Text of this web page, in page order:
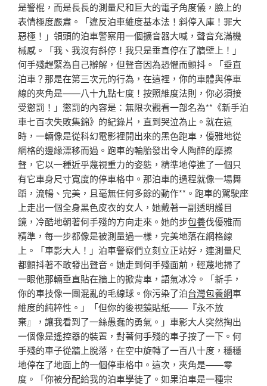
是警棍，而是長長的測量尺和巨大的電子角度儀，臉上的
表情極度嚴肅。「違反泊車維度基本法！斜停入庫！罪大
惡極！」領頭的泊車警察用一個擴音器大喊，聲音充滿機
械感。「我、我沒有斜停！我只是垂直停在了牆壁上！」
何手殘趕緊為自己辯解，但聲音因為恐懼而顫抖。「垂直
泊車？那是在第三次元的行為，在這裡，你的車體與停車
線的夾角是——八十九點七度！按照維度法則，你必須接
受懲罰！」懲罰的內容是：無限次觀看一部名為**《新手泊
車七百次失敗集錦》的紀錄片，直到哭泣為止。就在這
時，一輛像是從科幻電影裡開出來的黑色跑車，優雅地從
網格的邊緣漂移而過。跑車的輪胎發出令人陶醉的摩擦
聲，它以一種近乎蔑視重力的姿態，精準地停進了一個只
有它車身尺寸寬度的停車格中。那泊車的過程就像一場舞
蹈，流暢、完美，且毫無任何多餘的動作**。跑車的駕駛座
上走出一個全身黑色皮衣的女人，她戴著一副透明護目
鏡，冷酷地朝著何手殘的方向走來。她的步包養伐優雅而
精準，每一步都像是被測量過一樣，完美地落在網格線
上。「車影大人！」泊車警察們立刻立正站好，連測量尺
都顫抖著不敢發出聲音。她走到何手殘面前，輕蔑地掃了
一眼他那輛垂直貼在牆上的掀背車，語氣冰冷。「新手，
你的車技像一團混亂的毛線球。你污染了泊台灣包養網車
維度的純粹性。」「但你的後視鏡貼紙——『永不放
棄』，讓我看到了一絲愚蠢的勇氣。」車影大人突然掏出
一個像是遙控器的裝置，對著何手殘的車子按了一下。何
手殘的車子從牆上脫落，在空中旋轉了一百八十度，穩穩
地停在了地面上的一個停車格中。這次，夾角是——零
度。「你被分配給我的泊車學徒了。如果泊車是一種宗